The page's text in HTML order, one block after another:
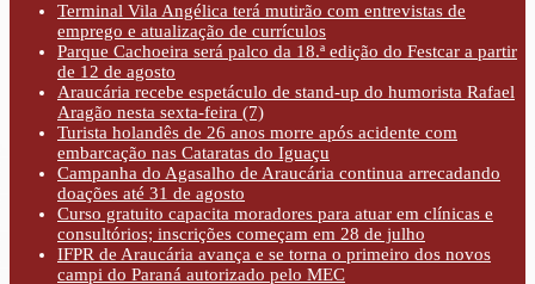
Terminal Vila Angélica terá mutirão com entrevistas de
emprego e atualização de currículos
Parque Cachoeira será palco da 18.ª edição do Festcar a partir
de 12 de agosto
Araucária recebe espetáculo de stand-up do humorista Rafael
Aragão nesta sexta-feira (7)
Turista holandês de 26 anos morre após acidente com
embarcação nas Cataratas do Iguaçu
Campanha do Agasalho de Araucária continua arrecadando
doações até 31 de agosto
Curso gratuito capacita moradores para atuar em clínicas e
consultórios; inscrições começam em 28 de julho
IFPR de Araucária avança e se torna o primeiro dos novos
campi do Paraná autorizado pelo MEC